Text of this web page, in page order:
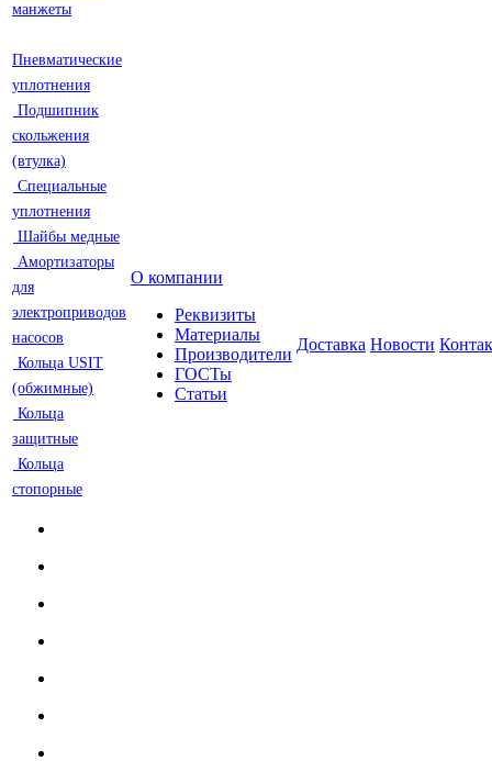
манжеты
Пневматические
уплотнения
Подшипник
скольжения
(втулка)
Специальные
уплотнения
Шайбы медные
Амортизаторы
для
электроприводов
насосов
Кольца USIT
(обжимные)
Кольца
защитные
Кольца
стопорные
О компании
Реквизиты
Материалы
Производители
ГОСТы
Статьи
Доставка Новости